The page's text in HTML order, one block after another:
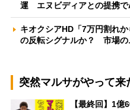
運 エヌビディアとの提携
キオクシアHD「7万円割れ
の反転シグナルか？ 市場
突然マルサがやって来
【最終回】1